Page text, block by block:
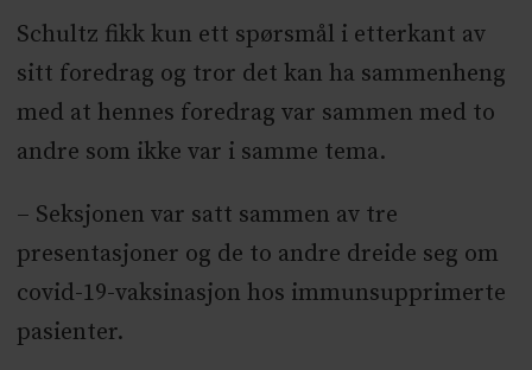
Schultz fikk kun ett spørsmål i etterkant av
sitt foredrag og tror det kan ha sammenheng
med at hennes foredrag var sammen med to
andre som ikke var i samme tema.
– Seksjonen var satt sammen av tre
presentasjoner og de to andre dreide seg om
covid-19-vaksinasjon hos immunsupprimerte
pasienter.